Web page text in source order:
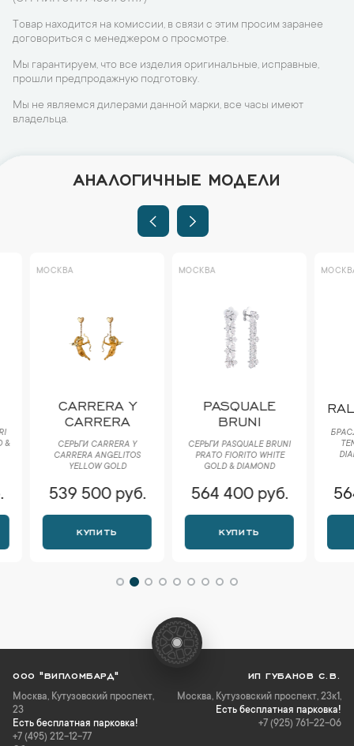
Товар находится на комиссии, в связи с этим просим заранее
договориться с менеджером о просмотре.
Мы гарантируем, что все изделия оригинальные, исправные,
прошли предпродажную подготовку.
Мы не являемся дилерами данной марки, все часы имеют
владельца.
АНАЛОГИЧНЫЕ МОДЕЛИ
МОСКВА
CARRERA Y
CARRERA
СЕРЬГИ CARRERA Y
CARRERA ANGELITOS
YELLOW GOLD
539 500 руб.
КУПИТЬ
МОСКВА
PASQUALE
BRUNI
СЕРЬГИ PASQUALE BRUNI
РRАTО FIORITO WHITE
GOLD & DIAMOND
564 400 руб.
КУПИТЬ
МОСКВА
БРАСЛЕТ
564
ООО "ВИПЛОМБАРД"
Москва, Кутузовский проспект,
23
Есть бесплатная парковка!
+7 (495) 212-12-77
ИП ГУБАНОВ С.В.
Москва, Кутузовский проспект, 23к1,
Есть бесплатная парковка!
+7 (925) 761-22-06